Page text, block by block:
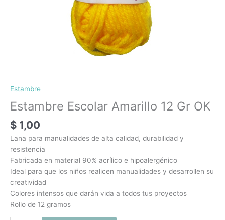
Estambre
Estambre Escolar Amarillo 12 Gr OK
$ 1,00
Lana para manualidades de alta calidad, durabilidad y
resistencia
Fabricada en material 90% acrílico e hipoalergénico
Ideal para que los niños realicen manualidades y desarrollen su
creatividad
Colores intensos que darán vida a todos tus proyectos
Rollo de 12 gramos